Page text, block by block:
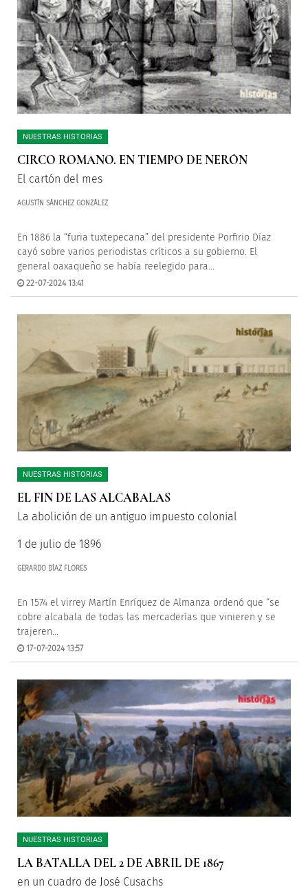
NUESTRAS HISTORIAS
CIRCO ROMANO. EN TIEMPO DE NERÓN
El cartón del mes
AGUSTÍN SÁNCHEZ GONZÁLEZ
En 1886 la “furia tuxtepecana” del presidente Porfirio Díaz
cayó sobre varios periodistas críticos a su gobierno. El
general oaxaqueño se había reelegido para...
22-07-2024 13:41
NUESTRAS HISTORIAS
EL FIN DE LAS ALCABALAS
La abolición de un antiguo impuesto colonial
1 de julio de 1896
GERARDO DÍAZ FLORES
En 1574 el virrey Martín Enríquez de Almanza ordenó que “se
cobre alcabala de todas las mercaderías que vinieren y se
trajeren...
17-07-2024 13:57
NUESTRAS HISTORIAS
LA BATALLA DEL 2 DE ABRIL DE 1867
en un cuadro de José Cusachs